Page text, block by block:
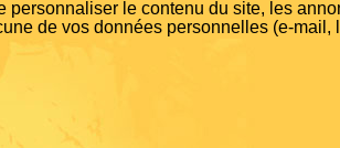
personnaliser le contenu du site, les
de vos données personnelles (e-mail,